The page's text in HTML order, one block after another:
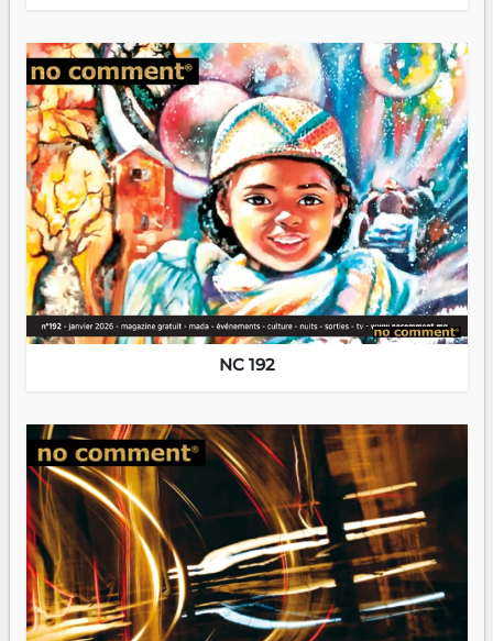
NC 192